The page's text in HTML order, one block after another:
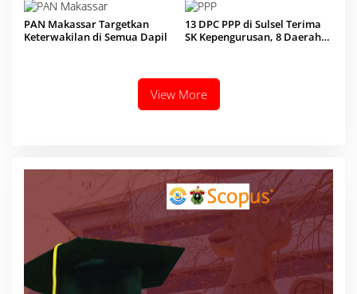
PAN Makassar Targetkan
Keterwakilan di Semua Dapil
13 DPC PPP di Sulsel Terima
SK Kepengurusan, 8 Daerah
View More